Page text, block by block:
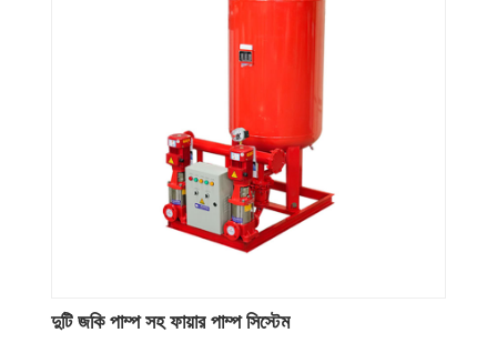
দুটি জকি পাম্প সহ ফায়ার পাম্প সিস্টেম